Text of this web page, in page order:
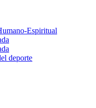
Espiritual
deporte